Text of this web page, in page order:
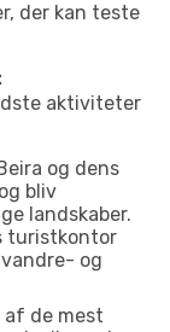
der kan teste
aktiviteter
og dens
bliv
landskaber.
turistkontor
og
af de mest